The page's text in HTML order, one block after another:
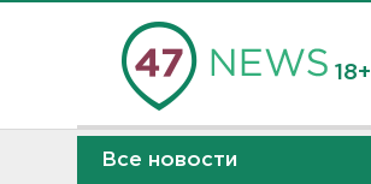
18+
Все новости